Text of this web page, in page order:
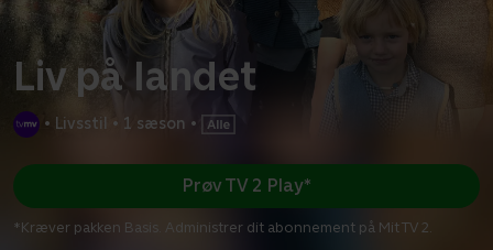
Liv på landet
• Livsstil • 1 sæson •
Prøv TV 2 Play*
*Kræver pakken Basis. Administrer dit abonnement på Mit TV 2.